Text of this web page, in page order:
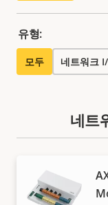
유형:
모두 네트워크
네트